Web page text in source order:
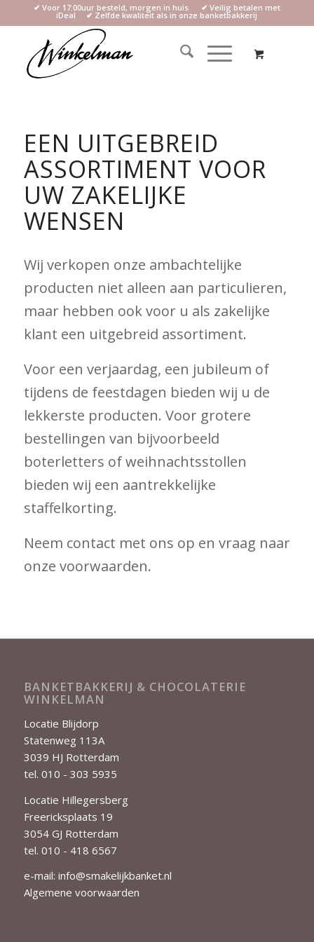
✔ Voor 17:00uur besteld, morgen in huis ✔ Veilig betalen met
iDeal ✔ Zelfde kwaliteit als in onze banketbakkerij
EEN UITGEBREID
ASSORTIMENT VOOR
UW ZAKELIJKE
WENSEN
Wij verkopen onze ambachtelijke
producten niet alleen aan particulieren,
maar hebben ook voor u als zakelijke
klant een uitgebreid assortiment.
Voor een verjaardag, een jubileum of
tijdens de feestdagen bieden wij u de
lekkerste producten. Voor grotere
bestellingen van bijvoorbeeld
boterletters of weihnachtsstollen
bieden wij een aantrekkelijke
staffelkorting.
Neem contact met ons op en vraag naar
onze voorwaarden.
BANKETBAKKERIJ & CHOCOLATERIE
WINKELMAN
Locatie Blijdorp
Statenweg 113A
3039 HJ Rotterdam
tel. 010 - 303 5935
Locatie Hillegersberg
Freericksplaats 19
3054 GJ Rotterdam
tel. 010 - 418 6567
e-mail: info@smakelijkbanket.nl
Algemene voorwaarden